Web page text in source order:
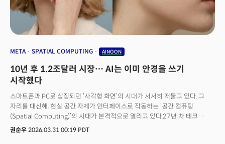
META SPATIAL COMPUTING AINOON
10년 후 1.2조달러 시장… AI는 이미 안경을 쓰기
시작했다
스마트폰과 PC로 상징되던 ‘사각형 화면’의 시대가 서서히 저물고 있다. 그
자리를 대신해, 현실 공간 자체가 인터페이스로 작동하는 ‘공간 컴퓨팅
(Spatial Computing)’의 시대가 본격적으로 열리고 있다.27년 차 테크
전문가 전진수 전 SK텔레콤 부사장과 최형욱 퓨처디자이너스 대표는 신간
권순우 2026.03.31 00:19 PDT